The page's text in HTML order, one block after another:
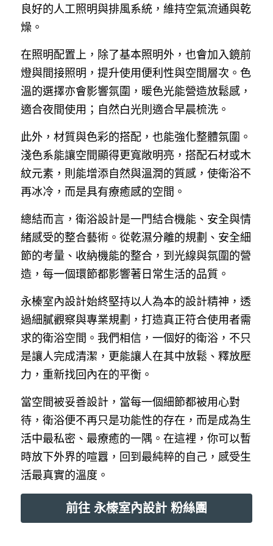
良好的人工照明與排風系統，維持空氣流通與乾
燥。
在照明配置上，除了基本照明外，也會加入鏡前
燈與間接照明，提升使用便利性與空間層次。色
溫的選擇亦會影響氛圍，暖色光能營造放鬆感，
適合夜間使用；自然白光則適合早晨梳洗。
此外，材質與色彩的搭配，也能強化整體氛圍。
淺色系能讓空間顯得更寬敞明亮，搭配石材或木
紋元素，則能增添自然與溫潤的質感，使衛浴不
再冰冷，而是具有療癒感的空間。
總結而言，衛浴設計是一門結合機能、安全與情
緒感受的整合藝術。從乾濕分離的規劃、安全細
節的考量、收納機能的整合，到光線與氛圍的營
造，每一個環節都影響著日常生活的品質。
永榛室內設計始終堅持以人為本的設計精神，透
過細膩觀察與專業規劃，打造真正符合使用者需
求的衛浴空間。我們相信，一個好的衛浴，不只
是讓人完成清潔，更能讓人在其中放鬆、釋放壓
力，重新找回內在的平衡。
當空間被妥善設計，當每一個細節都被用心對
待，衛浴便不再只是功能性的存在，而是成為生
活中最私密、最療癒的一隅。在這裡，你可以暫
時放下外界的喧囂，回到最純粹的自己，感受生
活最真實的溫度。
前往 永榛室內設計 粉絲團